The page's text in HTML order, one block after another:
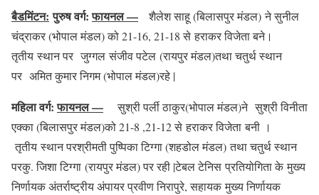
बैडमिंटन: पुरुष वर्ग: फायनल —
शैलेश साहू (बिलासपुर मंडल) ने सुनील
चंद्राकर (भोपाल मंडल) को 21-16, 21-18 से हराकर विजेता बने।
तृतीय स्थान पर जुग्गल संजीव पटेल (रायपुर मंडल)तथा चतुर्थ स्थान
पर अमित कुमार निगम (भोपाल मंडल)रहे |
महिला वर्ग: फायनल —
सुश्री पर्ली ठाकुर(भोपाल मंडल)ने सुश्री विनीता
एक्का (बिलासपुर मंडल)को 21-8 ,21-12 से हराकर विजेता बनी ।
तृतीय स्थान परश्रीमती पुष्पिका टिग्गा (शहडोल मंडल) तथा चतुर्थ स्थान
परकु. जिशा टिग्गा (रायपुर मंडल) पर रही |टेबल टेनिस प्रतियोगिता के मुख्य
निर्णायक अंतर्राष्ट्रीय अंपायर प्रवीण निरापुरे, सहायक मुख्य निर्णायक